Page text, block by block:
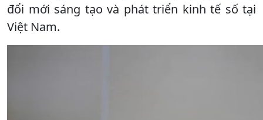
đổi mới sáng tạo và phát triển kinh tế số tại
Việt Nam.